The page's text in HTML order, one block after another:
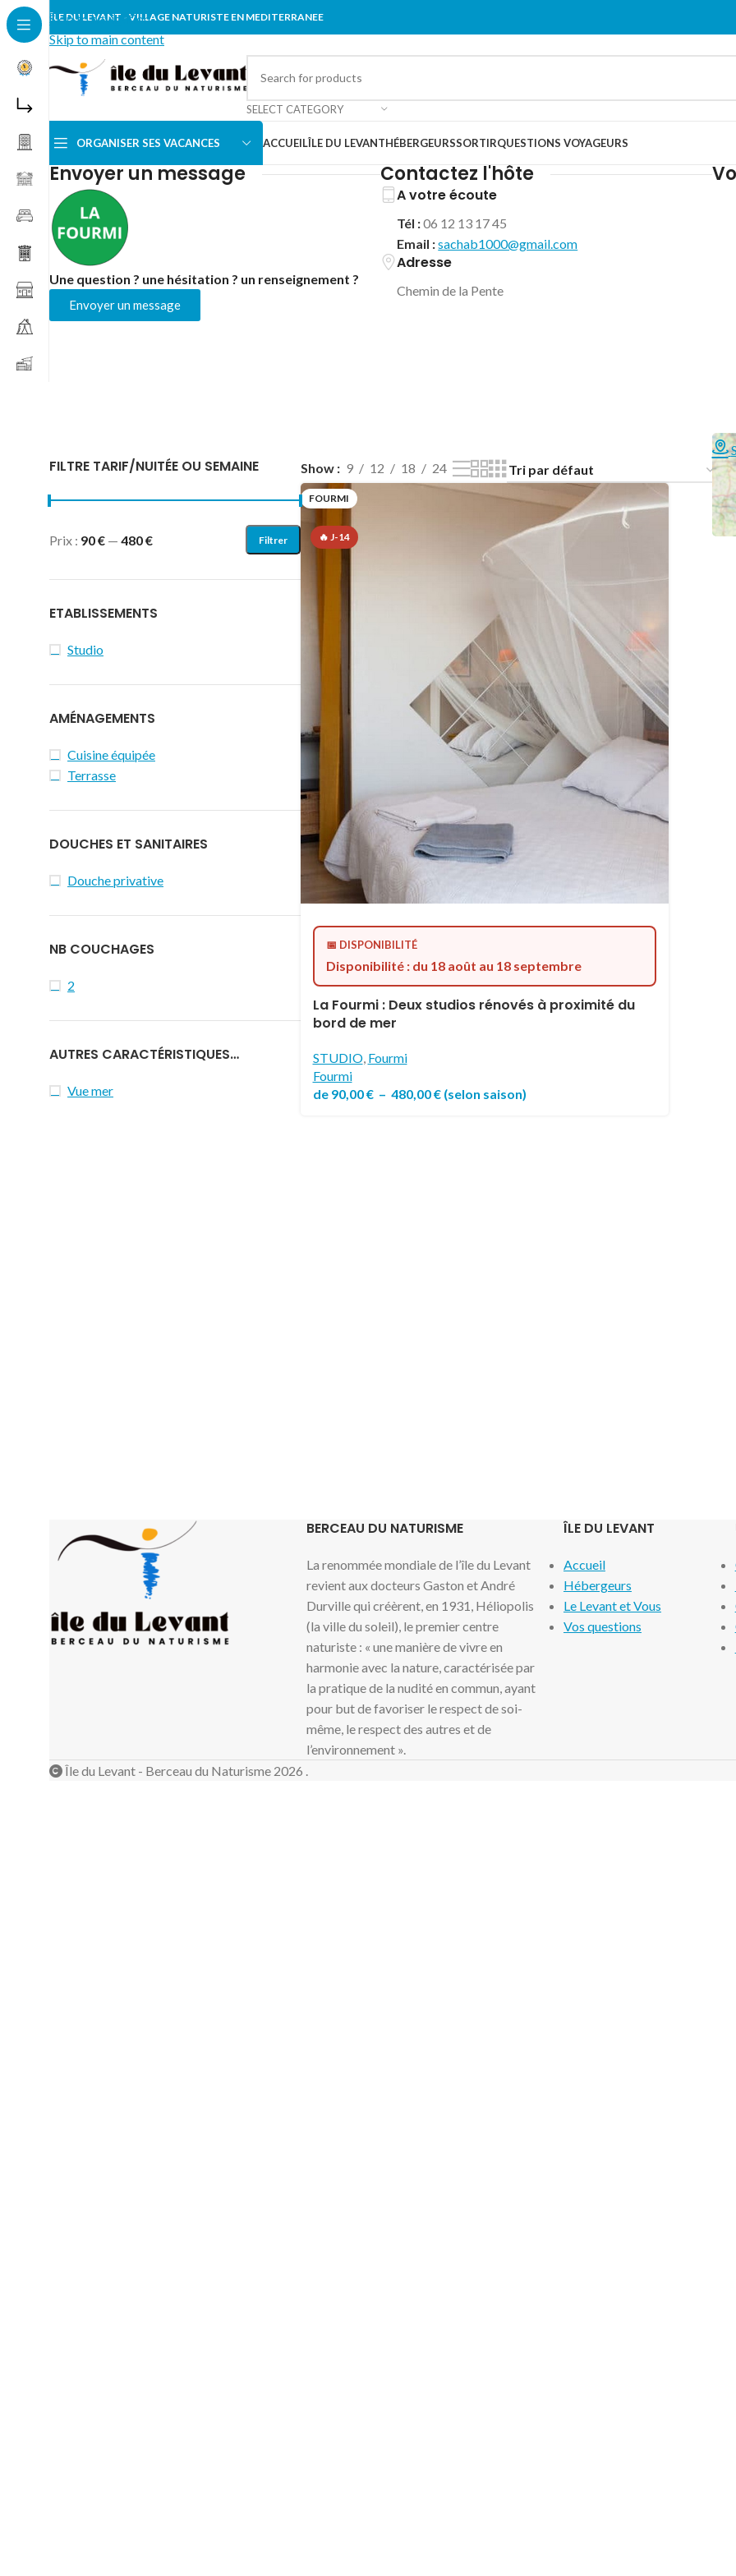
Skip to navigation
Skip to main content
ÎLE DU LEVANT - VILLAGE NATURISTE EN MEDITERRANEE
SELECT CATEGORY
ORGANISER SES VACANCES ACCUEILÎLE DU LEVANTHÉBERGEURSSORTIRQUESTIONS VOYAGEURS
Accueil/Fourmi
Envoyer un message
Une question ? une hésitation ? un renseignement ?
Envoyer un message
Contactez l'hôte
A votre écoute
Tél :06 12 13 17 45
Email :sachab1000@gmail.com
Adresse
Chemin de la Pente
FILTRE TARIF/NUITÉE OU SEMAINE
Filtrer
Prix : 90 € — 480 €
ETABLISSEMENTS
Studio
AMÉNAGEMENTS
Cuisine équipée
Terrasse
DOUCHES ET SANITAIRES
Douche privative
NB COUCHAGES
2
AUTRES CARACTÉRISTIQUES…
Vue mer
Show 9 12 18 24
🔥 J-14
FOURMI
📅 DISPONIBILITÉ
Disponibilité : du 18 août au 18 septembre
La Fourmi : Deux studios rénovés à proximité du
bord de mer
STUDIO, Fourmi
Fourmi
de 90,00€ – 480,00€(selon saison)
BERCEAU DU NATURISME
La renommée mondiale de l’île du Levant
revient aux docteurs Gaston et André
Durville qui créèrent, en 1931, Héliopolis
(la ville du soleil), le premier centre
naturiste : « une manière de vivre en
harmonie avec la nature, caractérisée par
la pratique de la nudité en commun, ayant
pour but de favoriser le respect de soi-
même, le respect des autres et de
l’environnement ».
ÎLE DU LEVANT
Accueil
Hébergeurs
Le Levant et Vous
Vos questions
Île du Levant - Berceau du Naturisme 2026 .